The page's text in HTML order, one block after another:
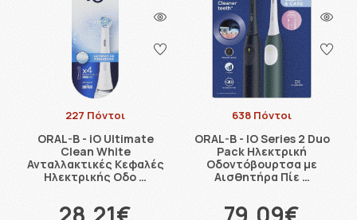
227 Πόντοι
ORAL-B - iO Ultimate
Clean White
Ανταλλακτικές Κεφαλές
Ηλεκτρικής Οδο …
638 Πόντοι
ORAL-B - IO Series 2 Duo
Pack Ηλεκτρική
Οδοντόβουρτσα με
Αισθητήρα Πίε …